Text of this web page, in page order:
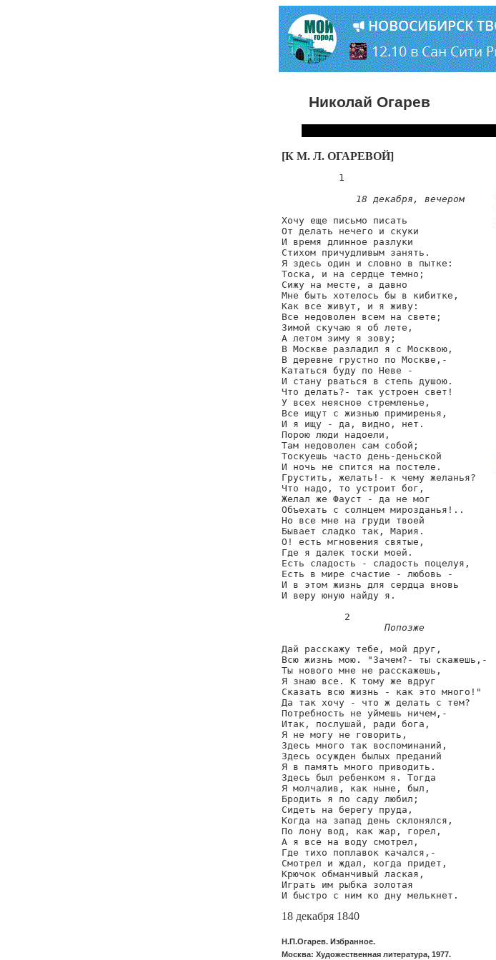
Николай Огарев
[К М. Л. ОГАРЕВОЙ]
          1
18 декабря, вечером
Хочу еще письмо писать
От делать нечего и скуки
И время длинное разлуки
Стихом причудливым занять.
Я здесь один и словно в пытке:
Тоска, и на сердце темно;
Сижу на месте, а давно
Мне быть хотелось бы в кибитке,
Как все живут, и я живу:
Все недоволен всем на свете;
Зимой скучаю я об лете,
А летом зиму я зову;
В Москве разладил я с Москвою,
В деревне грустно по Москве,-
Кататься буду по Неве -
И стану рваться в степь душою.
Что делать?- так устроен свет!
У всех неясное стремленье,
Все ищут с жизнью примиренья,
И я ищу - да, видно, нет.
Порою люди надоели,
Там недоволен сам собой;
Тоскуешь часто день-деньской
И ночь не спится на постеле.
Грустить, желать!- к чему желанья?
Что надо, то устроит бог,
Желал же Фауст - да не мог
Объехать с солнцем мирозданья!..
Но все мне на груди твоей
Бывает сладко так, Мария.
О! есть мгновения святые,
Где я далек тоски моей.
Есть сладость - сладость поцелуя,
Есть в мире счастие - любовь -
И в этом жизнь для сердца вновь
И веру юную найду я.
           2
Попозже
Дай расскажу тебе, мой друг,
Всю жизнь мою. "Зачем?- ты скажешь,-
Ты нового мне не расскажешь,
Я знаю все. К тому же вдруг
Сказать всю жизнь - как это много!"
Да так хочу - что ж делать с тем?
Потребность не уймешь ничем,-
Итак, послушай, ради бога,
Я не могу не говорить,
Здесь много так воспоминаний,
Здесь осужден былых преданий
Я в память много приводить.
Здесь был ребенком я. Тогда
Я молчалив, как ныне, был,
Бродить я по саду любил;
Сидеть на берегу пруда,
Когда на запад день склонялся,
По лону вод, как жар, горел,
А я все на воду смотрел,
Где тихо поплавок качался,-
Смотрел и ждал, когда придет,
Крючок обманчивый лаская,
Играть им рыбка золотая
И быстро с ним ко дну мелькнет.
18 декабря 1840
Н.П.Огарев. Избранное.
Москва: Художественная литература, 1977.